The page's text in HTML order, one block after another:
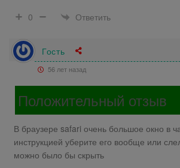
0
Ответить
Гость
56 лет назад
Положительный отзыв
В браузере safari очень большое окно в
инструкцией уберите его вообще или
можно было бы скрыть